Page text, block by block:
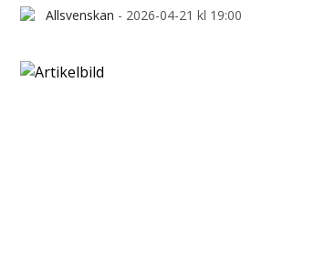
Allsvenskan - 2026-04-21 kl 19:00